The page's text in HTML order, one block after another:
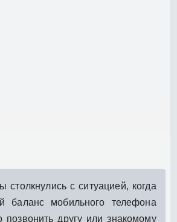
столкнулись с ситуацией, когда
баланс мобильного телефона
позвонить другу или знакомому